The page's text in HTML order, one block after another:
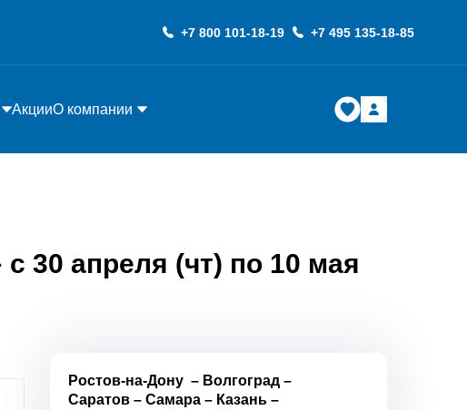
+7 800 101-18-19 +7 495 135-18-85
АкцииО компании
30 апреля (чт) по 10 мая
Ростов-на-Дону – Волгоград –
Саратов –Самара – Казань –